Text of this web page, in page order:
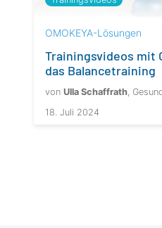
OMOKEYA-Lösungen
Trainingsvideos mit
das Balancetraining
von Ulla Schaffrath,
18. Juli 2024